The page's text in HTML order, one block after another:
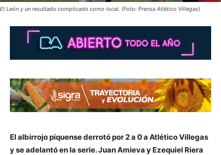
El León y un resultado complicado como local. (Foto: Prensa Atlético Villegas)
El albirrojo piquense derrotó por 2 a 0 a Atlético Villegas
y se adelantó en la serie. Juan Amieva y Ezequiel Riera